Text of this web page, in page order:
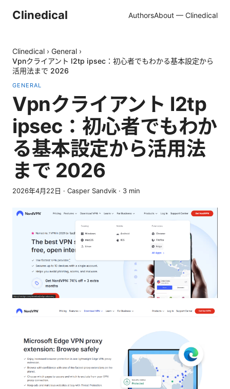
Clinedical AuthorsAbout — Clinedical
Clinedical › General ›
Vpnクライアント l2tp ipsec：初心者でもわかる基本設定から
活用法まで 2026
GENERAL
Vpnクライアント l2tp
ipsec：初心者でもわか
る基本設定から活用法
まで 2026
2026年4月22日 · Casper Sandvik · 3 min